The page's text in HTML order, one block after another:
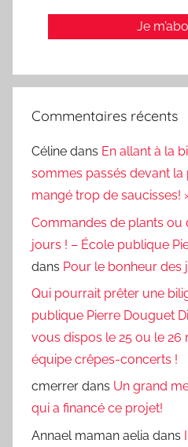
Commentaires récents
Céline dans En allant à la
sommes passés devant la
mangé trop de saucisses!
Commandes de plants ou
jours ! – École publique
dans Pour le bonheur des
Qui pourrait prêter une
publique Pierre Douguet
vous dispos le 25 ou le 26
équipe crêpes-concerts !
cmerrer dans Un grand
qui a financé ce projet!
Annael maman aelia dans